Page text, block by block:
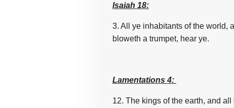
Isaiah 18:
3. All ye inhabitants of the world,
bloweth a trumpet, hear ye.
Lamentations 4:
12. The kings of the earth, and all